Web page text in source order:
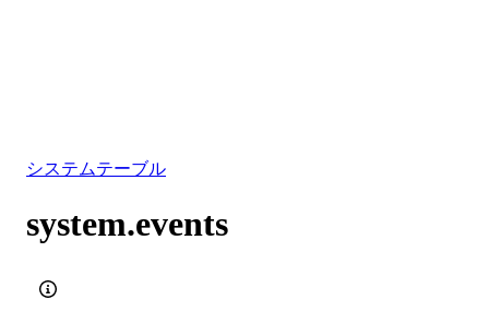
システムテーブル
system.events